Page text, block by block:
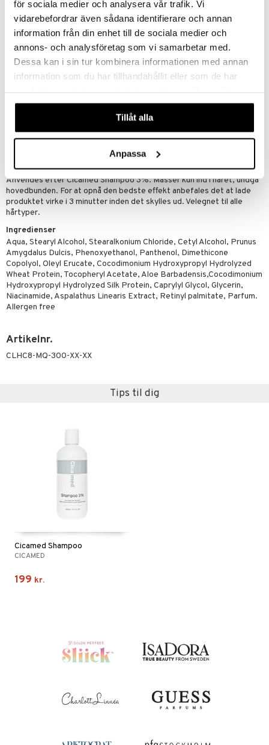
för sociala medier och analysera vår trafik. Vi
vidarebefordrar även sådana identifierare och annan
information från din enhet till de sociala medier och
annons- och analysföretag som vi samarbetar med.
Dessa kan i sin tur kombinera informationen med annan
information som du har tillhandahållit eller som de har
våra cookies vid fortsatt användande av vår webbplats.
Tillåt alla
Anpassa
hårvæksten. Niacin mindsker desuden ansamlingen af kolesterol i
hovedbunden, hvilket igen modvirker hårtab, eftersom kolesterol er
indblandet ved produktionen af DHT.
Rød tefra Rooibios som har god virkning på hovedbunden, eftersom
det indeholder en høj procentdel af ekstra effektive antioxidanter og
er inflammationshæmmende.
og bevarer hårets egen fugtighed. Den beskyttende film giver håret
ny styrke, elasticitet, glans og fylde. Filmen fungerer også som
beskyttelse mod alkaliske substanser i andre hårprodukter.
Anvendelse
Anvendes efter Cicamed Shampoo 3%. Massér kun ind i håret, undgå
hovedbunden. For at opnå den bedste effekt anbefales det at lade
produktet virke i 3 minutter inden det skylles ud. Velegnet til alle
hårtyper.
Ingredienser
Aqua, Stearyl Alcohol, Stearalkonium Chloride, Cetyl Alcohol, Prunus
Amygdalus Dulcis, Phenoxyethanol, Panthenol, Dimethicone
Copolyol, Oleyl Erucate, Cocodimonium Hydroxypropyl Hydrolyzed
Wheat Protein, Tocopheryl Acetate, Aloe Barbadensis,Cocodimonium
Hydroxypropyl Hydrolyzed Silk Protein, Caprylyl Glycol, Glycerin,
Niacinamide, Aspalathus Linearis Extract, Retinyl palmitate, Parfum.
Allergen free
Artikelnr.
CLHC8-MQ-300-XX-XX
Tips til dig
Cicamed Shampoo
CICAMED
199 kr.